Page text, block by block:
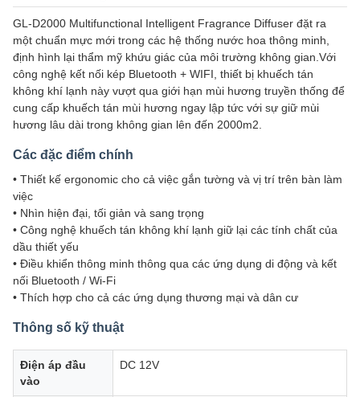
GL-D2000 Multifunctional Intelligent Fragrance Diffuser đặt ra
một chuẩn mực mới trong các hệ thống nước hoa thông minh,
định hình lại thẩm mỹ khứu giác của môi trường không gian.Với
công nghệ kết nối kép Bluetooth + WIFI, thiết bị khuếch tán
không khí lạnh này vượt qua giới hạn mùi hương truyền thống để
cung cấp khuếch tán mùi hương ngay lập tức với sự giữ mùi
hương lâu dài trong không gian lên đến 2000m2.
Các đặc điểm chính
• Thiết kế ergonomic cho cả việc gắn tường và vị trí trên bàn làm
việc
• Nhìn hiện đại, tối giản và sang trọng
• Công nghệ khuếch tán không khí lạnh giữ lại các tính chất của
dầu thiết yếu
• Điều khiển thông minh thông qua các ứng dụng di động và kết
nối Bluetooth / Wi-Fi
• Thích hợp cho cả các ứng dụng thương mại và dân cư
Thông số kỹ thuật
Điện áp đầu
vào
DC 12V